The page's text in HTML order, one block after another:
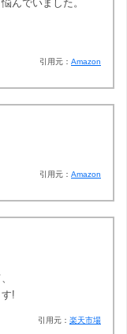
んでいました。
引用元： Amazon
引用元： Amazon
!
引用元： 楽天市場